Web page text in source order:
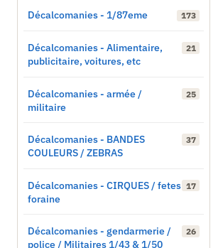
Décalcomanies - 1/87eme 173
Décalcomanies - Alimentaire,
publicitaire, voitures, etc
21
Décalcomanies - armée /
militaire
25
Décalcomanies - BANDES
COULEURS / ZEBRAS
37
Décalcomanies - CIRQUES / fetes
foraine
17
Décalcomanies - gendarmerie /
police / Militaires 1/43 & 1/50
26